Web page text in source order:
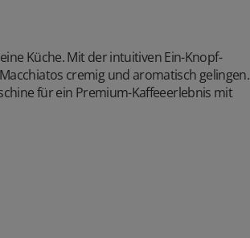
Küche. Mit der intuitiven Ein-Knopf-
cremig und aromatisch gelingen.
für ein Premium-Kaffeeerlebnis mit